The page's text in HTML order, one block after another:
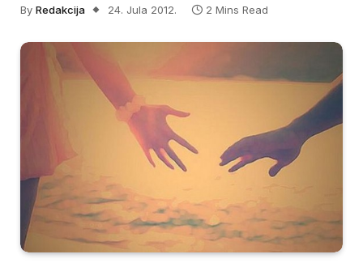
By Redakcija 24. Jula 2012. 2 Mins Read